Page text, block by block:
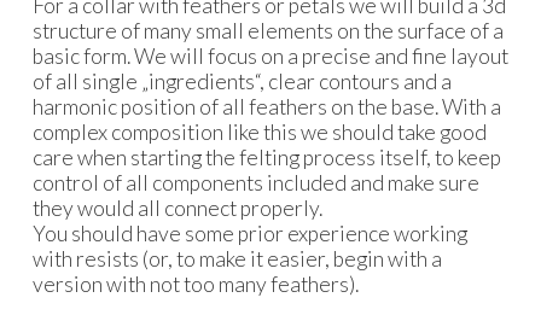
For a collar with feathers or petals we will build a 3d
structure of many small elements on the surface of a
basic form. We will focus on a precise and fine layout
of all single „ingredients“, clear contours and a
harmonic position of all feathers on the base. With a
complex composition like this we should take good
care when starting the felting process itself, to keep
control of all components included and make sure
they would all connect properly.
You should have some prior experience working
with resists (or, to make it easier, begin with a
version with not too many feathers).